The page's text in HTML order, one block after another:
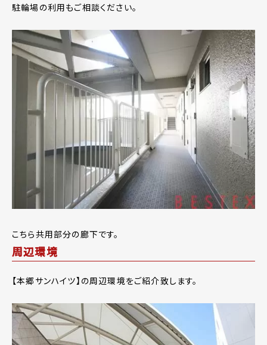
駐輪場の利用もご相談ください。
こちら共用部分の廊下です。
周辺環境
【本郷サンハイツ】の周辺環境をご紹介致します。